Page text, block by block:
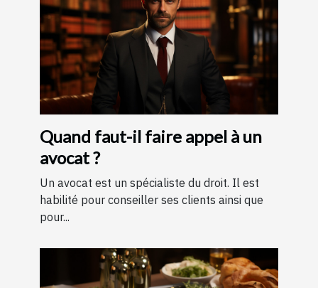
Quand faut-il faire appel à un
avocat ?
Un avocat est un spécialiste du droit. Il est
habilité pour conseiller ses clients ainsi que
pour...